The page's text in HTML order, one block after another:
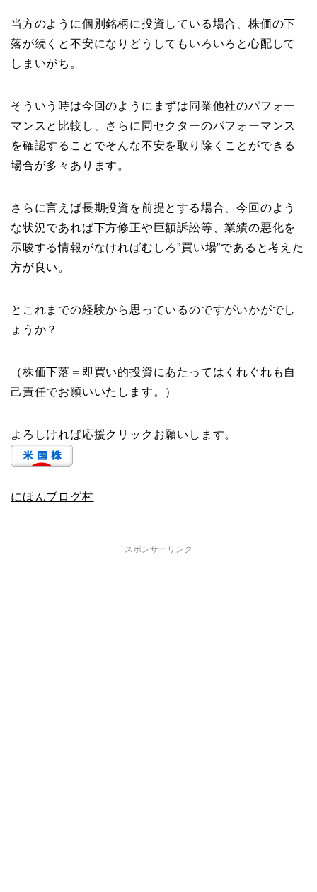
当方のように個別銘柄に投資している場合、株価の下
落が続くと不安になりどうしてもいろいろと心配して
しまいがち。
そういう時は今回のようにまずは同業他社のパフォー
マンスと比較し、さらに同セクターのパフォーマンス
を確認することでそんな不安を取り除くことができる
場合が多々あります。
さらに言えば長期投資を前提とする場合、今回のよう
な状況であれば下方修正や巨額訴訟等、業績の悪化を
示唆する情報がなければむしろ”買い場”であると考えた
方が良い。
とこれまでの経験から思っているのですがいかがでし
ょうか？
（株価下落＝即買い的投資にあたってはくれぐれも自
己責任でお願いいたします。）
よろしければ応援クリックお願いします。
にほんブログ村
スポンサーリンク